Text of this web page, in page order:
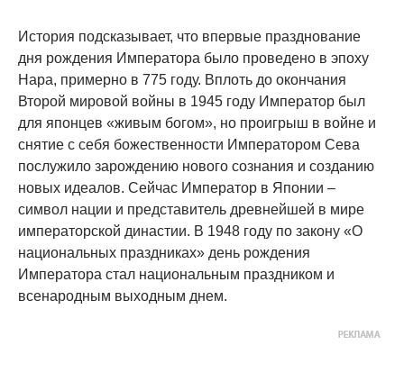
История подсказывает, что впервые празднование
дня рождения Императора было проведено в эпоху
Нара, примерно в 775 году. Вплоть до окончания
Второй мировой войны в 1945 году Император был
для японцев «живым богом», но проигрыш в войне и
снятие с себя божественности Императором Сева
послужило зарождению нового сознания и созданию
новых идеалов. Сейчас Император в Японии –
символ нации и представитель древнейшей в мире
императорской династии. В 1948 году по закону «О
национальных праздниках» день рождения
Императора стал национальным праздником и
всенародным выходным днем.